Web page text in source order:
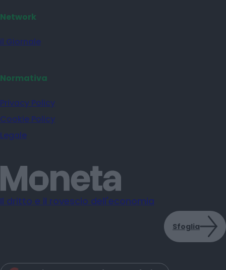
Network
il Giornale
Normativa
Privacy Policy
Cookie Policy
Legale
Il dritto e il rovescio dell'economia
Sfoglia